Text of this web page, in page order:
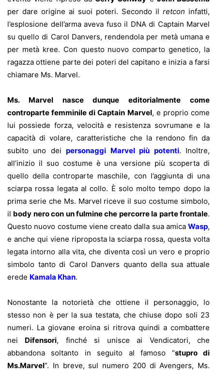
per dare origine ai suoi poteri. Secondo il retcon infatti,
l’esplosione dell’arma aveva fuso il DNA di Captain Marvel
su quello di Carol Danvers, rendendola per metà umana e
per metà kree. Con questo nuovo comparto genetico, la
ragazza ottiene parte dei poteri del capitano e inizia a farsi
chiamare Ms. Marvel.
Ms. Marvel nasce dunque editorialmente come
controparte femminile di Captain Marvel, e proprio come
lui possiede forza, velocità e resistenza sovrumane e la
capacità di volare, caratteristiche che la rendono fin da
subito uno deipersonaggi Marvel più potenti. Inoltre,
all’inizio il suo costume è una versione più scoperta di
quello della controparte maschile, con l’aggiunta di una
sciarpa rossa legata al collo. È solo molto tempo dopo la
prima serie che Ms. Marvel riceve il suo costume simbolo,
il body nero con un fulmine che percorre la parte frontale.
Questo nuovo costume viene creato dalla sua amica Wasp,
e anche qui viene riproposta la sciarpa rossa, questa volta
legata intorno alla vita, che diventa così un vero e proprio
simbolo tanto di Carol Danvers quanto della sua attuale
erede Kamala Khan.
Nonostante la notorietà che ottiene il personaggio, lo
stesso non è per la sua testata, che chiuse dopo soli 23
numeri. La giovane eroina si ritrova quindi a combattere
nei Difensori, finché si unisce ai Vendicatori, che
abbandona soltanto in seguito al famoso “stupro di
Ms.Marvel”. In breve, sul numero 200 di Avengers, Ms.